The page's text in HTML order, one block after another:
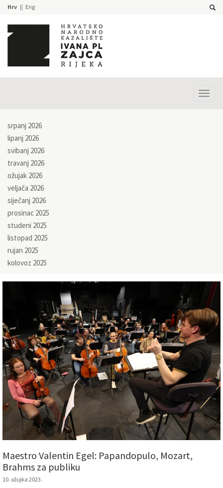
Hrv Eng
srpanj 2026
lipanj 2026
svibanj 2026
travanj 2026
ožujak 2026
veljača 2026
siječanj 2026
prosinac 2025
studeni 2025
listopad 2025
rujan 2025
kolovoz 2025
Maestro Valentin Egel: Papandopulo, Mozart,
Brahms za publiku
10. ožujka 2023.